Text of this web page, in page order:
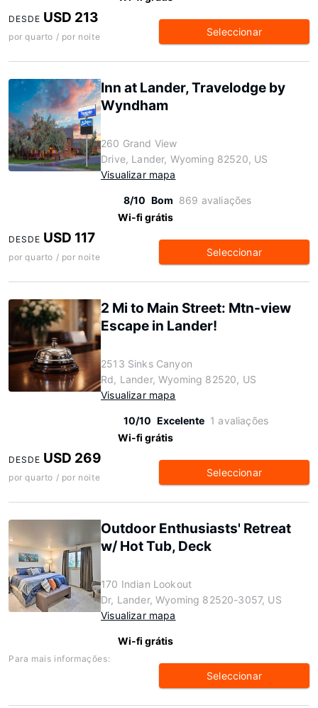
DESDE USD 213
por quarto / por noite Seleccionar
Inn at Lander, Travelodge by
Wyndham
260 Grand View
Drive, Lander, Wyoming 82520, US
Visualizar mapa
8/10 Bom 869 avaliações
Wi-fi grátis
DESDE USD 117
por quarto / por noite Seleccionar
2 Mi to Main Street: Mtn-view
Escape in Lander!
2513 Sinks Canyon
Rd, Lander, Wyoming 82520, US
Visualizar mapa
10/10 Excelente 1 avaliações
Wi-fi grátis
DESDE USD 269
por quarto / por noite Seleccionar
Outdoor Enthusiasts' Retreat
w/ Hot Tub, Deck
170 Indian Lookout
Dr, Lander, Wyoming 82520-3057, US
Visualizar mapa
Wi-fi grátis
Para mais informações:
Seleccionar